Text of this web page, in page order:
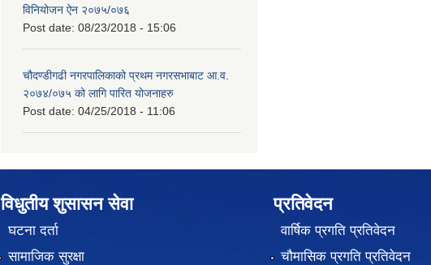
विनियोजन ऐन २०७५/०७६
Post date: 08/23/2018 - 15:06
चौदण्डीगढी नगरपालिकाको प्रथम नगरसभाबाट आ.व.
२०७४/०७५ को लागि पारित योजनाहरु
Post date: 04/25/2018 - 11:06
विधुतीय शुसासन सेवा
घटना दर्ता
सामाजिक सुरक्षा
प्रतिवेदन
वार्षिक प्रगति प्रतिवेदन
चौमासिक प्रगति प्रतिवेदन